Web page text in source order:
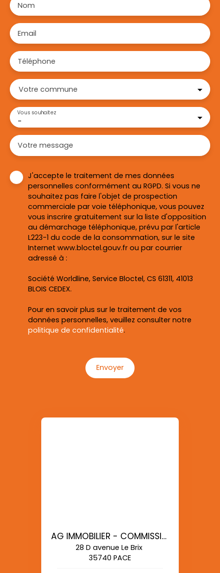
Nom
Email
Téléphone
Votre commune
-
Vous souhaitez
Votre message
J'accepte le traitement de mes données
personnelles conformément au RGPD. Si vous ne
souhaitez pas faire l'objet de prospection
commerciale par voie téléphonique, vous pouvez
vous inscrire gratuitement sur la liste d'opposition
au démarchage téléphonique, prévu par l'article
L223-1 du code de la consommation, sur le site
Internet www.bloctel.gouv.fr ou par courrier
adressé à :
Société Worldline, Service Bloctel, CS 61311, 41013
BLOIS CEDEX.
Pour en savoir plus sur le traitement de vos
données personnelles, veuillez consulter notre
politique de confidentialité.
Envoyer
AG IMMOBILIER - COMMISSIONS REDUITES
28 D avenue Le Brix
35740 PACE